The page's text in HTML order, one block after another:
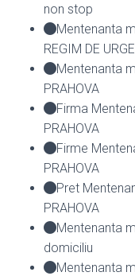
non stop
Mentenanta
REGIM DE
Mentenanta
PRAHOVA
Firma
PRAHOVA
Firme
PRAHOVA
Pret
PRAHOVA
Mentenanta
domiciliu
Mentenanta